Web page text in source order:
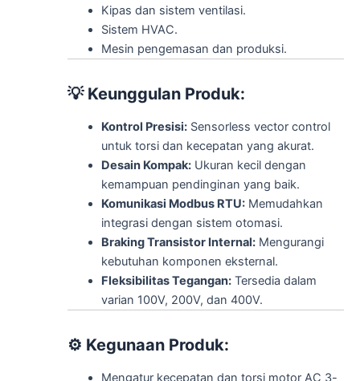
Kipas dan sistem ventilasi.
Sistem HVAC.
Mesin pengemasan dan produksi.
💡 Keunggulan Produk:
Kontrol Presisi: Sensorless vector control
untuk torsi dan kecepatan yang akurat.
Desain Kompak: Ukuran kecil dengan
kemampuan pendinginan yang baik.
Komunikasi Modbus RTU: Memudahkan
integrasi dengan sistem otomasi.
Braking Transistor Internal: Mengurangi
kebutuhan komponen eksternal.
Fleksibilitas Tegangan: Tersedia dalam
varian 100V, 200V, dan 400V.
⚙️ Kegunaan Produk:
Mengatur kecepatan dan torsi motor AC 3-